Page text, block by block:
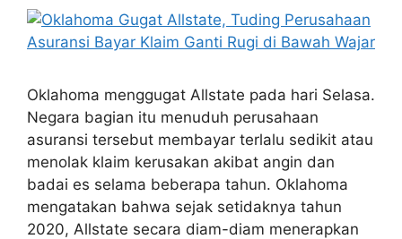
Oklahoma menggugat Allstate pada hari Selasa.
Negara bagian itu menuduh perusahaan
asuransi tersebut membayar terlalu sedikit atau
menolak klaim kerusakan akibat angin dan
badai es selama beberapa tahun. Oklahoma
mengatakan bahwa sejak setidaknya tahun
2020, Allstate secara diam-diam menerapkan